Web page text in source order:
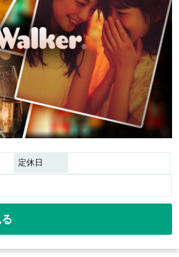
定休日